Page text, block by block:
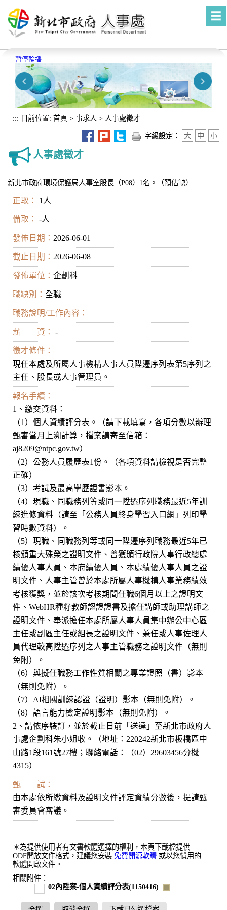
暫停輪播
::: 目前位置: 首頁 > 事求人 > 人事處徵才
字級設定： 大 中 小
人事處徵才
新北市政府環境保護局人事室股長（P08）1名。（預估缺）
正取： 1人
備取： -人
發佈日期： 2026-06-01
截止日期： 2026-06-08
發佈單位： 企劃科
職缺別： 全職
職務說明/工作內容：
薪 資： -
徵才條件：
現任本處及所屬人事機構人事人員陞遷序列表第5序列之
主任、股長或人事管理員。
報名手續：
1、繳交資料：
（1）個人資績評分表。（請下載填寫，各項分數以辦理
甄審當月上溯計算，檔案請寄至信箱：
aj8209@ntpc.gov.tw）
（2）公務人員履歷表1份。（各項資料請檢視是否完整
正確）
（3）考試及最高學歷證書影本。
（4）現職、同職務列等或同一陞遷序列職務最近5年訓
練進修資料（請至「公務人員終身學習入口網」列印學
習時數資料）。
（5）現職、同職務列等或同一陞遷序列職務最近5年已
核頒重大殊榮之證明文件、曾獲頒行政院人事行政總處
績優人事人員、本府績優人員、本處績優人事人員之證
明文件、人事主管曾於本處所屬人事機構人事業務績效
考核獲獎，並於該次考核期間任職6個月以上之證明文
件、WebHR種籽教師認證證書及擔任講師或助理講師之
證明文件、奉派擔任本處所屬人事人員集中辦公中心區
主任或副區主任或組長之證明文件、兼任或人事佐理人
員代理較高陞遷序列之人事主管職務之證明文件（無則
免附）。
（6）與擬任職務工作性質相關之專業證照（書）影本
（無則免附）。
（7）AI相關訓練認證（證明）影本（無則免附）。
（8）語言能力檢定證明影本（無則免附）。
2、請依序裝訂，並於截止日前「送達」至新北市政府人
事處企劃科朱小姐收。（地址：220242新北市板橋區中
山路1段161號27樓；聯絡電話：（02）29603456分機
4315）
甄 試：
由本處依所繳資料及證明文件評定資績分數後，提請甄
審委員會審議。
＊為提供使用者有文書軟體選擇的權利，本頁下載檔提供
ODF開放文件格式，建議您安裝 免費開源軟體 或以您慣用的
軟體開啟文件。
相關附件：
02內陞案-個人資績評分表(1150416)